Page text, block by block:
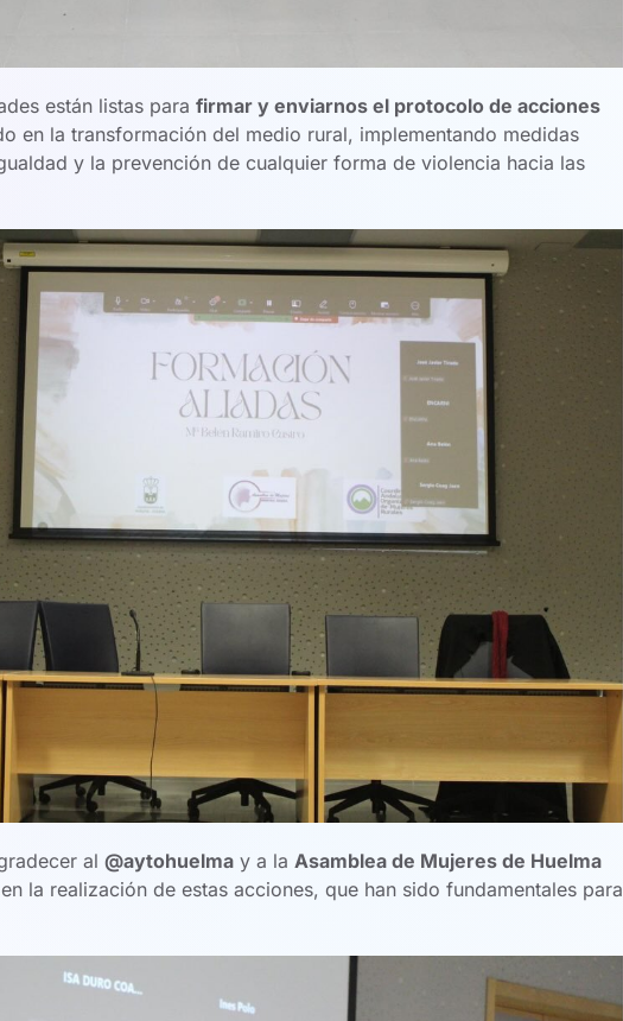
están listas para firmar y enviarnos el protocolo de acciones
en la transformación del medio rural, implementando medidas
y la prevención de cualquier forma de violencia hacia las
al @aytohuelma y a la Asamblea de Mujeres de Huelma
en la realización de estas acciones, que han sido fundamentales para